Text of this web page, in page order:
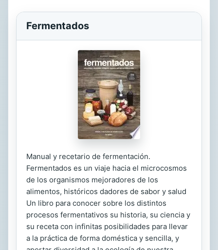
Fermentados
Manual y recetario de fermentación.
Fermentados es un viaje hacia el microcosmos
de los organismos mejoradores de los
alimentos, históricos dadores de sabor y salud
Un libro para conocer sobre los distintos
procesos fermentativos su historia, su ciencia y
su receta con infinitas posibilidades para llevar
a la práctica de forma doméstica y sencilla, y